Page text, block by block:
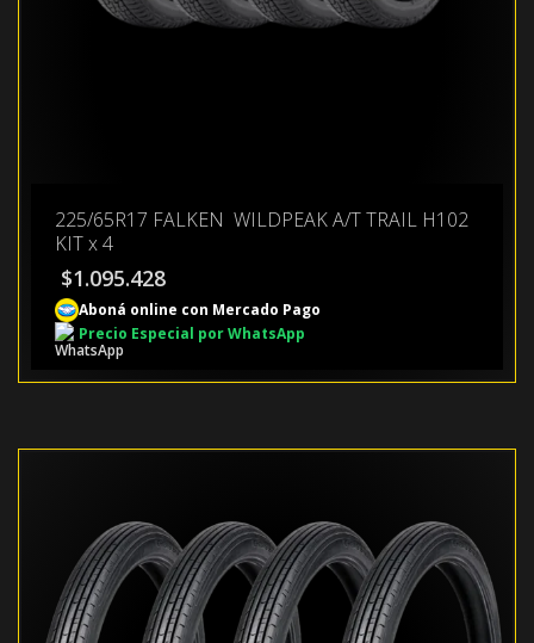
225/65R17 FALKEN WILDPEAK A/T TRAIL H102
KIT x 4
$1.095.428
Aboná online con Mercado Pago
Precio Especial por WhatsApp